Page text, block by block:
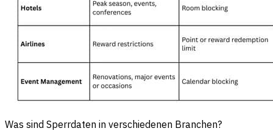
Was sind Sperrdaten in verschiedenen Branchen?